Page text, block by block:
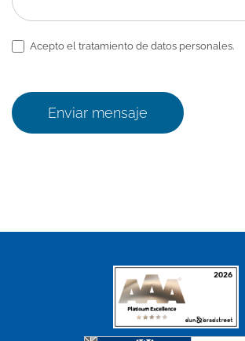
Acepto el tratamiento de datos personales.
Enviar mensaje